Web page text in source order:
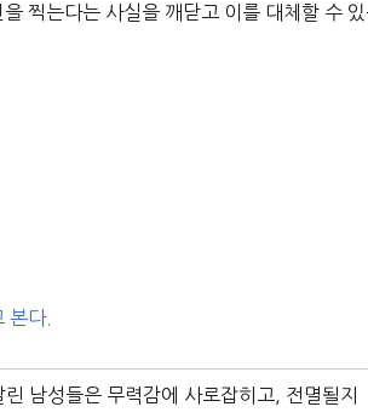
찍는다는 사실을 깨닫고 이를 대체할 수
본다.
남성들은 무력감에 사로잡히고, 전멸될지